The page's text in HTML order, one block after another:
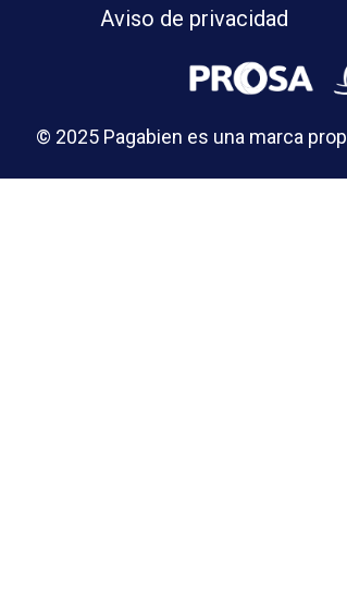
Aviso de privacidad
© 2025 Pagabien es una marca